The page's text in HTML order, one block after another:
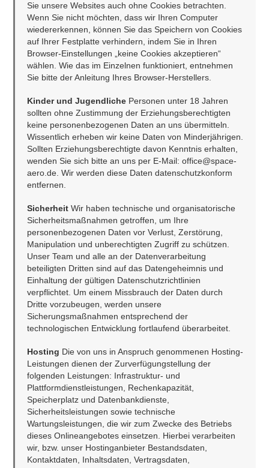
Sie unsere Websites auch ohne Cookies betrachten.
Wenn Sie nicht möchten, dass wir Ihren Computer
wiedererkennen, können Sie das Speichern von Cookies
auf Ihrer Festplatte verhindern, indem Sie in Ihren
Browser-Einstellungen „keine Cookies akzeptieren“
wählen. Wie das im Einzelnen funktioniert, entnehmen
Sie bitte der Anleitung Ihres Browser-Herstellers.
Kinder und Jugendliche Personen unter 18 Jahren
sollten ohne Zustimmung der Erziehungsberechtigten
keine personenbezogenen Daten an uns übermitteln.
Wissentlich erheben wir keine Daten von Minderjährigen.
Sollten Erziehungsberechtigte davon Kenntnis erhalten,
wenden Sie sich bitte an uns per E-Mail: office@space-
aero.de. Wir werden diese Daten datenschutzkonform
entfernen.
Sicherheit Wir haben technische und organisatorische
Sicherheitsmaßnahmen getroffen, um Ihre
personenbezogenen Daten vor Verlust, Zerstörung,
Manipulation und unberechtigten Zugriff zu schützen.
Unser Team und alle an der Datenverarbeitung
beteiligten Dritten sind auf das Datengeheimnis und
Einhaltung der gültigen Datenschutzrichtlinien
verpflichtet. Um einem Missbrauch der Daten durch
Dritte vorzubeugen, werden unsere
Sicherungsmaßnahmen entsprechend der
technologischen Entwicklung fortlaufend überarbeitet.
Hosting Die von uns in Anspruch genommenen Hosting-
Leistungen dienen der Zurverfügungstellung der
folgenden Leistungen: Infrastruktur- und
Plattformdienstleistungen, Rechenkapazität,
Speicherplatz und Datenbankdienste,
Sicherheitsleistungen sowie technische
Wartungsleistungen, die wir zum Zwecke des Betriebs
dieses Onlineangebotes einsetzen. Hierbei verarbeiten
wir, bzw. unser Hostinganbieter Bestandsdaten,
Kontaktdaten, Inhaltsdaten, Vertragsdaten,